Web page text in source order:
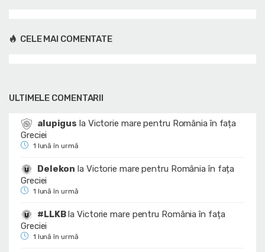
CELE MAI COMENTATE
ULTIMELE COMENTARII
alupigus la Victorie mare pentru România în fața
Greciei
1 lună în urmă
Delekon la Victorie mare pentru România în fața
Greciei
1 lună în urmă
#LLKBlaVictorie mare pentru România în fața
Greciei
1 lună în urmă